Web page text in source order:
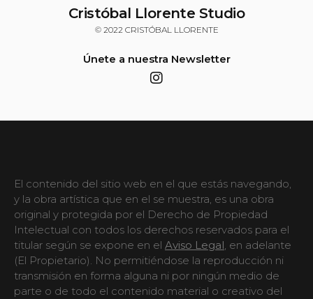
Cristóbal Llorente Studio
© 2022 CRISTÓBAL LLORENTE
Únete a nuestra Newsletter
El contenido del sitio web en el que estás navegando,
y la obra artística que en el se muestra, es una obra
original y protegida por el Derecho de Propiedad
Intelectual con todos los derechos reservados para el
titular según se expone en el Aviso Legal, en adelante
(El Propietario). No permitiéndose la reproducción ni
transmisión en forma alguna ni por ningún medio de
parte o de todo el contenido material o creativo del